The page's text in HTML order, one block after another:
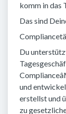
komm in das
Das sind
Du
und
erstellst und
zu